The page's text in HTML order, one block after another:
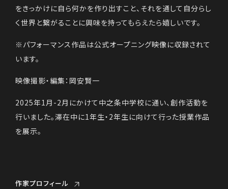
をきっかけに自ら何かを作り出すこと、それを通して自分らし
く世界と繋がることに興味を持ってもらえたら嬉しいです。
※パフォーマンス作品は公式オープニング映像に収録されて
います。
映像撮影・編集：岡安賢一
2025年1月-2月にかけて中之条中学校に通い、創作活動を
行いました。滞在中に1年生・2年生に向けて行った授業作品
を展示。
作家プロフィール